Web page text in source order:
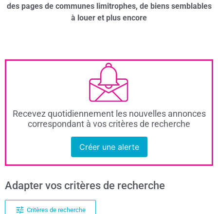
des pages de communes limitrophes, de biens semblables
à louer et plus encore
Recevez quotidiennement les nouvelles annonces
correspondant à vos critères de recherche
Créer une alerte
Adapter vos critères de recherche
Critères de recherche